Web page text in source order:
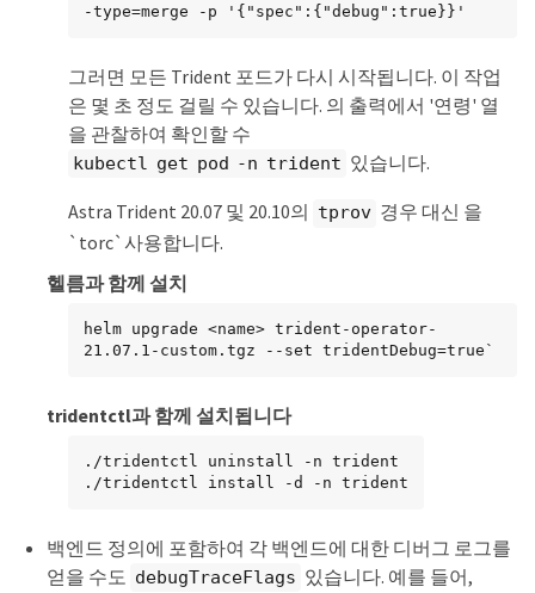
-type=merge -p '{"spec":{"debug":true}}'
그러면 모든 Trident 포드가 다시 시작됩니다. 이 작업
은 몇 초 정도 걸릴 수 있습니다. 의 출력에서 '연령' 열
을 관찰하여 확인할 수
kubectl get pod -n trident 있습니다.
Astra Trident 20.07 및 20.10의 tprov 경우 대신 을
`torc`사용합니다.
헬름과 함께 설치
helm upgrade <name> trident-operator-
21.07.1-custom.tgz --set tridentDebug=true`
tridentctl과 함께 설치됩니다
./tridentctl uninstall -n trident
./tridentctl install -d -n trident
백엔드 정의에 포함하여 각 백엔드에 대한 디버그 로그를
얻을 수도 debugTraceFlags 있습니다. 예를 들어,